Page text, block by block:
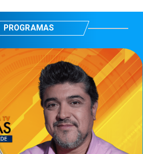
PROGRAMAS